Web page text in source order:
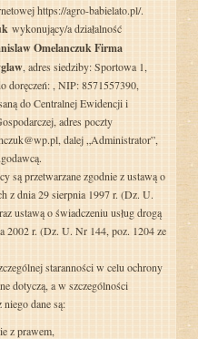
https://agro-babielato.pl/.
wykonujący/a działalność
Omelanczuk Firma
, adres siedziby: Sportowa 1,
doręczeń: , NIP: 8571557390,
do Centralnej Ewidencji i
adres poczty
dalej „Administrator”,
są przetwarzane zgodnie z ustawą o
z dnia 29 sierpnia 1997 r. (Dz. U.
ustawą o świadczeniu usług drogą
2002 r. (Dz. U. Nr 144, poz. 1204 ze
staranności w celu ochrony
dotyczą, a w szczególności
niego dane są:
z prawem,